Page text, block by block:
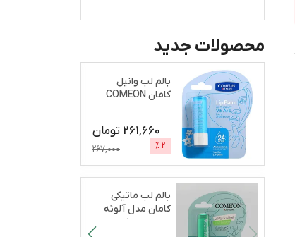
محصولات جدید
بالم لب وانیل
کامان COMEON
نرم و براق کننده
261,660 تومان
2
%
267,000
بالم لب ماتیکی
کامان مدل آلوئه
ورا مرطوب‌کننده،